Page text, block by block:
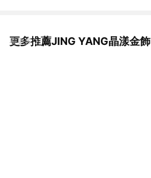
更多推薦JING YANG晶漾金飾
看更多